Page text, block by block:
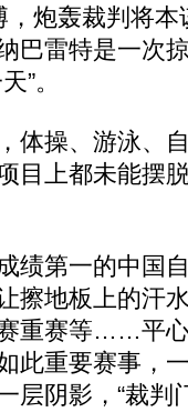
炮轰裁判将
巴雷特是一次
”。
操、游泳、
目上都未能摆
第一的中国
擦地板上的汗
重赛等……平
此重要赛事，
层阴影，“裁判